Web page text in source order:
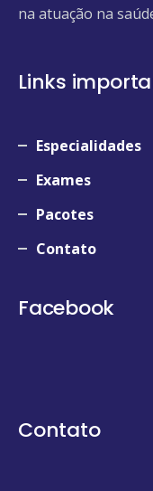
na atuação na
Links
Especialidades
Exames
Pacotes
Contato
Facebook
Contato